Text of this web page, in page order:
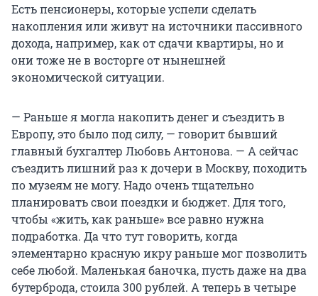
Есть пенсионеры, которые успели сделать
накопления или живут на источники пассивного
дохода, например, как от сдачи квартиры, но и
они тоже не в восторге от нынешней
экономической ситуации.
— Раньше я могла накопить денег и съездить в
Европу, это было под силу, — говорит бывший
главный бухгалтер Любовь Антонова. — А сейчас
съездить лишний раз к дочери в Москву, походить
по музеям не могу. Надо очень тщательно
планировать свои поездки и бюджет. Для того,
чтобы «жить, как раньше» все равно нужна
подработка. Да что тут говорить, когда
элементарно красную икру раньше мог позволить
себе любой. Маленькая баночка, пусть даже на два
бутерброда, стоила 300 рублей. А теперь в четыре